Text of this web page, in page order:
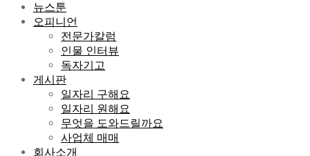
뉴스툰
오피니언
전문가칼럼
인물 인터뷰
독자기고
게시판
일자리 구해요
일자리 원해요
무엇을 도와드릴까요
사업체 매매
회사소개